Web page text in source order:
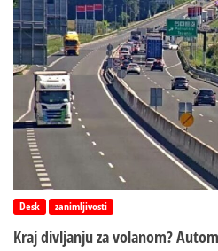
Desk zanimljivosti
Kraj divljanju za volanom?